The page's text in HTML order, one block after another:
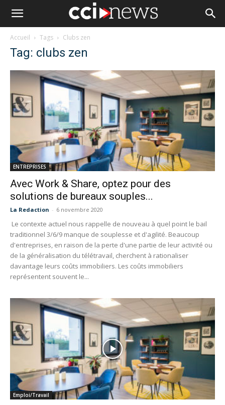
Accueil Tags Clubs zen
Tag: clubs zen
ENTREPRISES
Avec Work & Share, optez pour des
solutions de bureaux souples...
La Redaction - 6 novembre 2020
Le contexte actuel nous rappelle de nouveau à quel point le bail
traditionnel 3/6/9 manque de souplesse et d'agilité. Beaucoup
d'entreprises, en raison de la perte d'une partie de leur activité ou
de la généralisation du télétravail, cherchent à rationaliser
davantage leurs coûts immobiliers. Les coûts immobiliers
représentent souvent le...
Emploi/Travail